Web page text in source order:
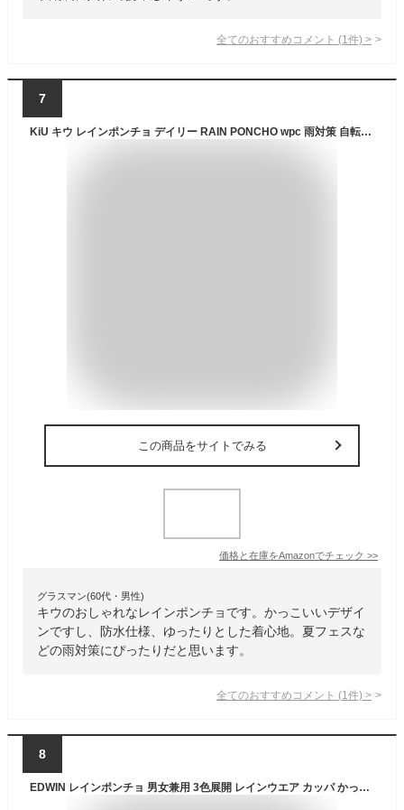
全てのおすすめコメント (1 件) >
7
KiU キウ レインポンチョ デイリー RAIN PONCHO wpc 雨対策 自転車 大雨 台風 梅雨 レインコート ポンチョ 雨具 雨ガッパ 雨合羽 はっ水 撥水 防水 収納袋 ポケット アウトドア フェス かわいい おしゃれ メンズ レディース 男女兼用 ジオメトリック K319-282
この商品をサイトでみる
価格と在庫をAmazonでチェック >>
グラスマン(60代・男性)
キウのおしゃれなレインポンチョです。かっこいいデザイ
ンですし、防水仕様、ゆったりとした着心地。夏フェスな
どの雨対策にぴったりだと思います。
全てのおすすめコメント (1 件) >
8
EDWIN レインポンチョ 男女兼用 3色展開 レインウエア カッパ かっぱ ウェアー 通勤 通学 梅雨対策 台風 旅行 アウトドア キャンプ フェス エドウィン メンズ レディース コンパクト 収納ポーチ付き QMON10【gs10】